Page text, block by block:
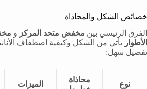
خصائص الشكل والمحاذاة
الفرق الرئيسي بين مخفض متحد المركز و
الأطوار يأتي من الشكل وكيفية اصطفاف
تفصيل سهل:
نوع
محاذاة
الميزات